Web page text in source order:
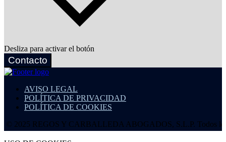
Desliza para activar el botón
Contacto
AVISO LEGAL
POLÍTICA DE PRIVACIDAD
POLÍTICA DE COOKIES
REGOS Y CARBALLEDA ABOGADOS, S.L.P. Todos los